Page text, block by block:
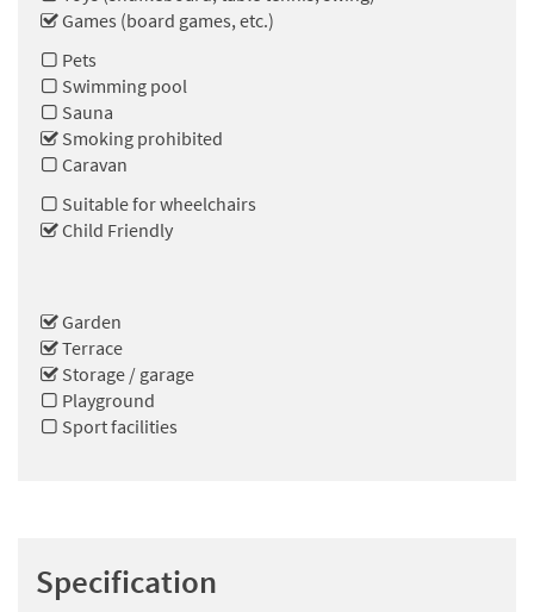
Games (board games, etc.)
Pets
Swimming pool
Sauna
Smoking prohibited
Caravan
Suitable for wheelchairs
Child Friendly
Garden
Terrace
Storage / garage
Playground
Sport facilities
Specification